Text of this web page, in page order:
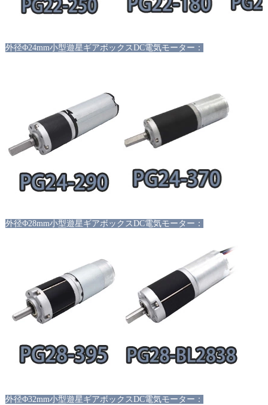
外径Φ24mm小型遊星ギアボックスDC電気モーター：
外径Φ28mm小型遊星ギアボックスDC電気モーター：
外径Φ32mm小型遊星ギアボックスDC電気モーター：